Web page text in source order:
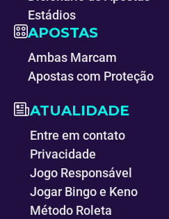
Estádios
APOSTAS
Ambas Marcam
Apostas com Proteção
ATUALIDADE
Entre em contato
Privacidade
Jogo Responsável
Jogar Bingo e Keno
Método Roleta